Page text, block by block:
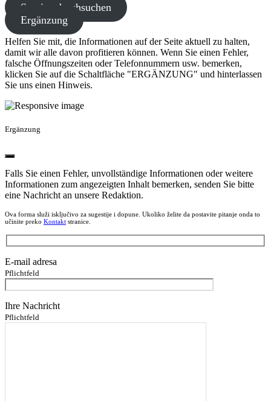
Service durchsuchen
Ergänzung
Helfen Sie mit, die Informationen auf der Seite aktuell zu halten,
damit wir alle davon profitieren können. Wenn Sie einen Fehler,
falsche Öffnungszeiten oder Telefonnummern usw. bemerken,
klicken Sie auf die Schaltfläche "ERGÄNZUNG" und hinterlassen
Sie uns einen Hinweis.
Ergänzung
Falls Sie einen Fehler, unvollständige Informationen oder weitere
Informationen zum angezeigten Inhalt bemerken, senden Sie bitte
eine Nachricht an unsere Redaktion.
Ova forma služi isključivo za sugestije i dopune. Ukoliko želite da postavite pitanje onda to
učinite preko Kontakt stranice.
E-mail adresa
Pflichtfeld
Ihre Nachricht
Pflichtfeld